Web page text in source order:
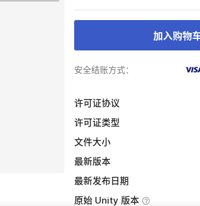
加入购物
安全结账方式：
许可证协议
许可证类型
文件大小
最新版本
最新发布日期
原始 Unity 版本